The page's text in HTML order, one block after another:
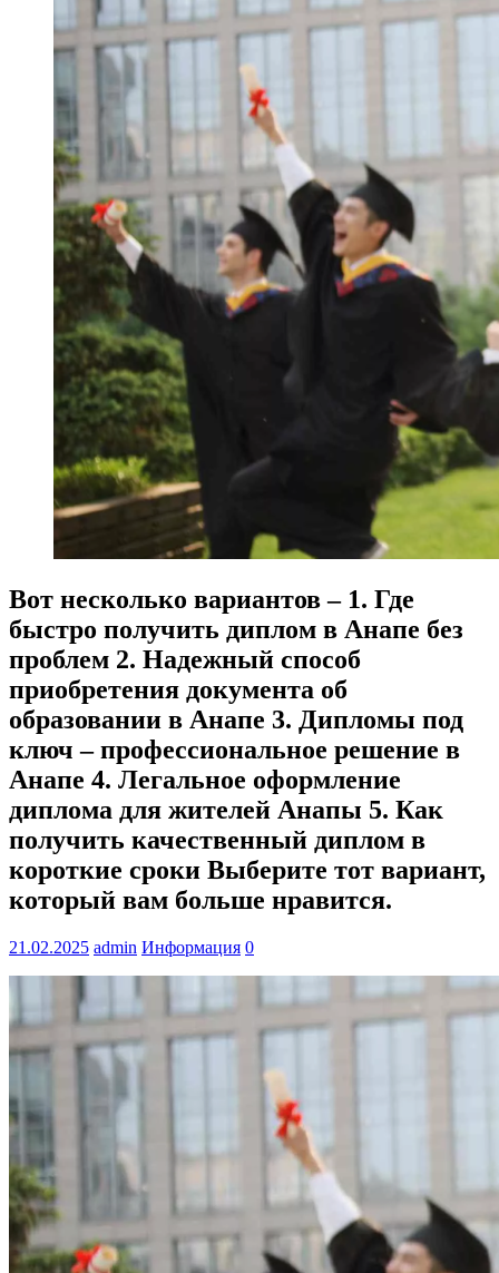
Вот несколько вариантов – 1. Где
быстро получить диплом в Анапе без
проблем 2. Надежный способ
приобретения документа об
образовании в Анапе 3. Дипломы под
ключ – профессиональное решение в
Анапе 4. Легальное оформление
диплома для жителей Анапы 5. Как
получить качественный диплом в
короткие сроки Выберите тот вариант,
который вам больше нравится.
21.02.2025 admin Информация 0